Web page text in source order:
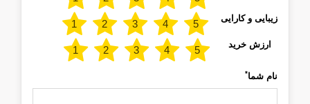
زیبایی و کارایی
ارزش خرید
نام شما*